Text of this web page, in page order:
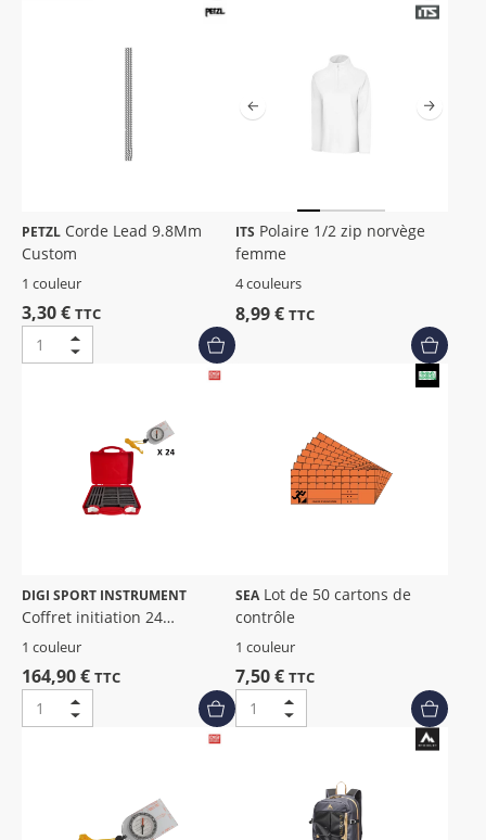
PETZL
Custom
1 couleur
3,30 € TTC
ITS
femme
4 couleurs
8,99 € TTC
DIGI SPORT INSTRUMENT
Coffret initiation 24
boussoles eco
1 couleur
164,90 € TTC
SEALot de 50 cartons de
contrôle
1 couleur
7,50 € TTC